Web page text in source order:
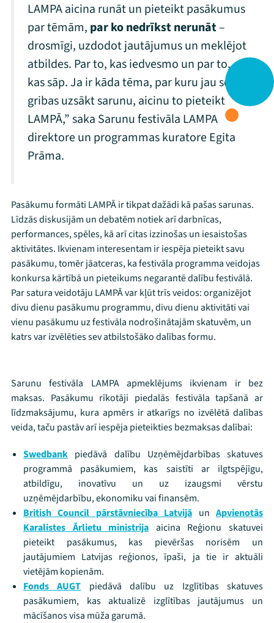
Mana programma
Festivāls
Programma
Arhīvs
Jaunumi
Ziedo
Veikals
Kontakti
ThreadsFacebookYoutube
X Instagram
Flick TikTok
LAMPA aicina runāt un pieteikt pasākumus
par tēmām, par ko nedrīkst nerunāt–
drosmīgi, uzdodot jautājumus un meklējot
atbildes. Par to, kas iedvesmo un par to,
kas sāp. Ja ir kāda tēma, par kuru jau sen
gribas uzsākt sarunu, aicinu to pieteikt
LAMPĀ,” saka Sarunu festivāla LAMPA
direktore un programmas kuratore Egita
Prāma.
Pasākumu formāti LAMPĀ ir tikpat dažādi kā pašas sarunas.
Līdzās diskusijām un debatēm notiek arī darbnīcas,
performances, spēles, kā arī citas izzinošas un iesaistošas
aktivitātes. Ikvienam interesentam ir iespēja pieteikt savu
pasākumu, tomēr jāatceras, ka festivāla programma veidojas
konkursa kārtībā un pieteikums negarantē dalību festivālā.
Par satura veidotāju LAMPĀ var kļūt trīs veidos: organizējot
divu dienu pasākumu programmu, divu dienu aktivitāti vai
vienu pasākumu uz festivāla nodrošinātajām skatuvēm, un
katrs var izvēlēties sev atbilstošāko dalības formu.
Sarunu festivāla LAMPA apmeklējums ikvienam ir bez
maksas. Pasākumu rīkotāji piedalās festivāla tapšanā ar
līdzmaksājumu, kura apmērs ir atkarīgs no izvēlētā dalības
veida, taču pastāv arī iespēja pieteikties bezmaksas dalībai:
Swedbank piedāvā dalību Uzņēmējdarbības skatuves
programmā pasākumiem, kas saistīti ar ilgtspējīgu,
atbildīgu, inovatīvu un uz izaugsmi vērstu
uzņēmējdarbību, ekonomiku vai finansēm.
British Council pārstāvniecība Latvijā un Apvienotās
Karalistes Ārlietu ministrija aicina Reģionu skatuvei
pieteikt pasākumus, kas pievēršas norisēm un
jautājumiem Latvijas reģionos, īpaši, ja tie ir aktuāli
vietējām kopienām.
Fonds AUGT piedāvā dalību uz Izglītības skatuves
pasākumiem, kas aktualizē izglītības jautājumus un
mācīšanos visa mūža garumā.